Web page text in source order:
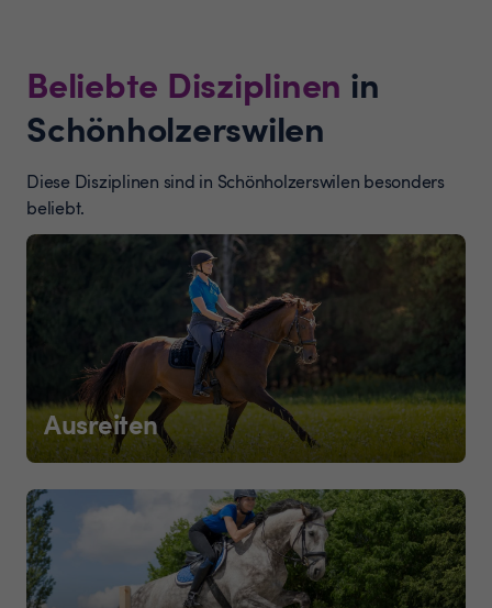
Beliebte Disziplinen in
Schönholzerswilen
Diese Disziplinen sind in Schönholzerswilen besonders
beliebt.
Ausreiten